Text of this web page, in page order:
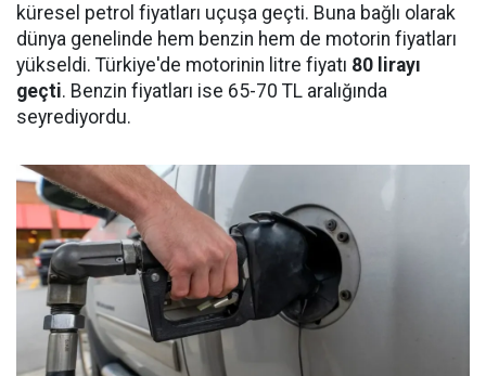
küresel petrol fiyatları uçuşa geçti. Buna bağlı olarak
dünya genelinde hem benzin hem de motorin fiyatları
yükseldi. Türkiye'de motorinin litre fiyatı 80 lirayı
geçti. Benzin fiyatları ise 65-70 TL aralığında
seyrediyordu.